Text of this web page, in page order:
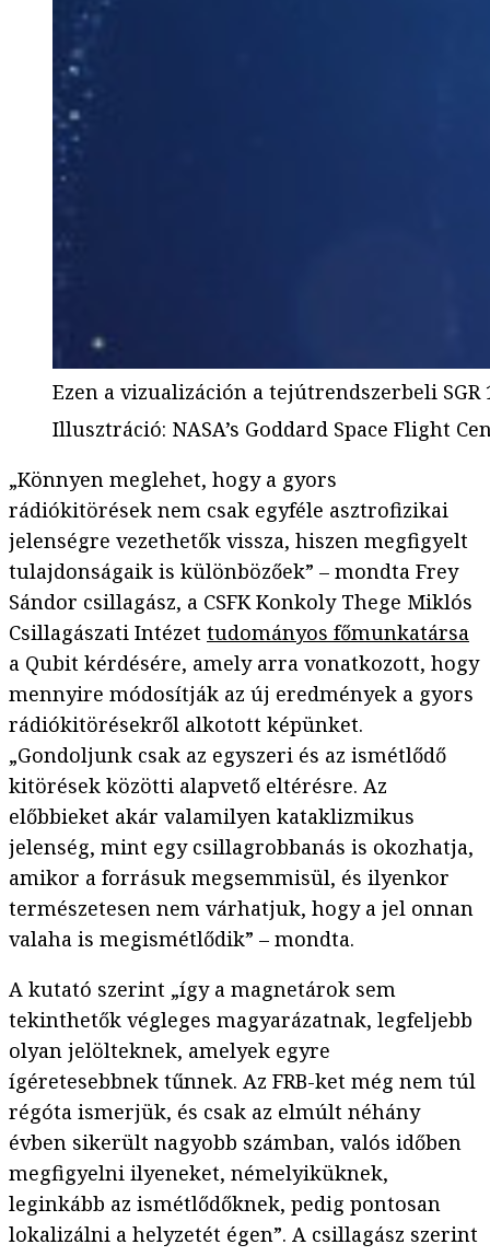
Ezen a vizualizáción a tejútrendszerbeli
Illusztráció: NASA’s Goddard Space Flight
„Könnyen meglehet, hogy a gyors
rádiókitörések nem csak egyféle asztrofizikai
jelenségre vezethetők vissza, hiszen megfigyelt
tulajdonságaik is különbözőek” – mondta Frey
Sándor csillagász, a CSFK Konkoly Thege Miklós
Csillagászati Intézet tudományos főmunkatársa
a Qubit kérdésére, amely arra vonatkozott, hogy
mennyire módosítják az új eredmények a gyors
rádiókitörésekről alkotott képünket.
„Gondoljunk csak az egyszeri és az ismétlődő
kitörések közötti alapvető eltérésre. Az
előbbieket akár valamilyen kataklizmikus
jelenség, mint egy csillagrobbanás is okozhatja,
amikor a forrásuk megsemmisül, és ilyenkor
természetesen nem várhatjuk, hogy a jel onnan
valaha is megismétlődik” – mondta.
A kutató szerint „így a magnetárok sem
tekinthetők végleges magyarázatnak, legfeljebb
olyan jelölteknek, amelyek egyre
ígéretesebbnek tűnnek. Az FRB-ket még nem túl
régóta ismerjük, és csak az elmúlt néhány
évben sikerült nagyobb számban, valós időben
megfigyelni ilyeneket, némelyiküknek,
leginkább az ismétlődőknek, pedig pontosan
lokalizálni a helyzetét égen”. A csillagász szerint